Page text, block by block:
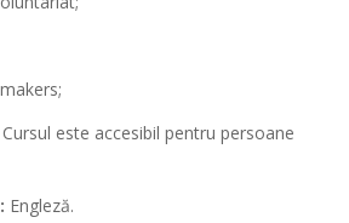
Cursul este accesibil pentru persoane
Engleză.